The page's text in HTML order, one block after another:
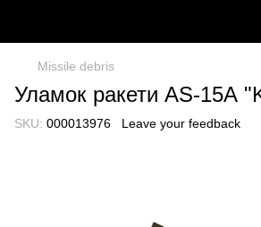
Missile debris
Уламок ракети AS-15А
SKU: 000013976 Leave your feedback